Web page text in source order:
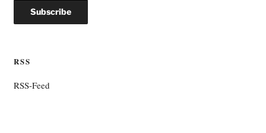
RSS
RSS-Feed